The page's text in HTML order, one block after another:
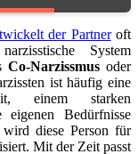
der Partneroft
System
Co-Narzissmus oder
ist häufig eine
einem starken
Bedürfnisse
diese Person für
Mit der Zeit passt